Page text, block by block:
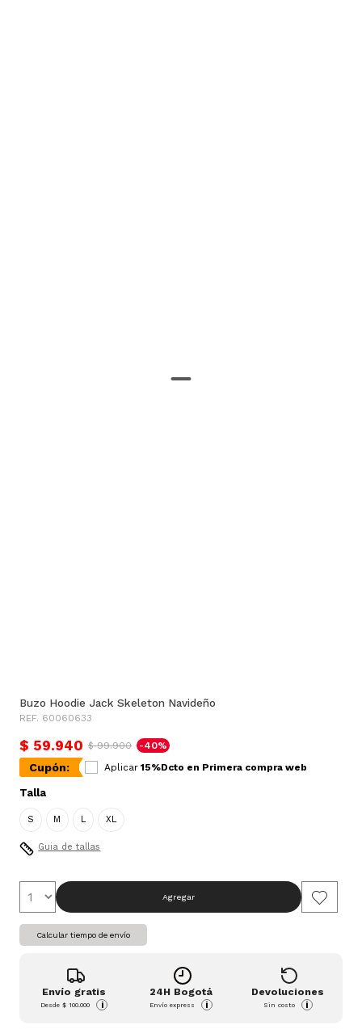
Buzo Hoodie Jack Skeleton Navideño
REF. 60060633
$ 59.940 $ 99.900 -40%
Cupón: Aplicar 15%Dcto en Primera compra web
Talla
S M L XL
Guia de tallas
Agregar
Calcular tiempo de envío
Envío gratis
Desde$ 100.000 i
24H Bogotá
Envío express i
Devoluciones
Sin costo i